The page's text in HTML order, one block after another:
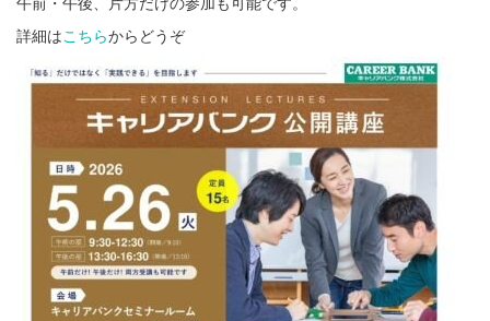
詳細はこちらからどうぞ